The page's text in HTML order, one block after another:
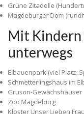
Grüne Zitadelle
Magdeburger Dom
Mit Kindern
unterwegs
Elbauenpark (viel Platz,
Schmetterlingshaus im
Gruson-Gewächshäuser
Zoo Magdeburg
Kloster Unser Lieben